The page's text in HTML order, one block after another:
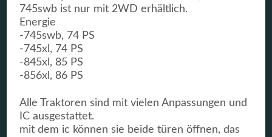
745swb ist nur mit 2WD erhältlich.
Energie
-745swb, 74 PS
-745xl, 74 PS
-845xl, 85 PS
-856xl, 86 PS
Alle Traktoren sind mit vielen Anpassungen und
IC ausgestattet.
mit dem ic können sie beide türen öffnen, das